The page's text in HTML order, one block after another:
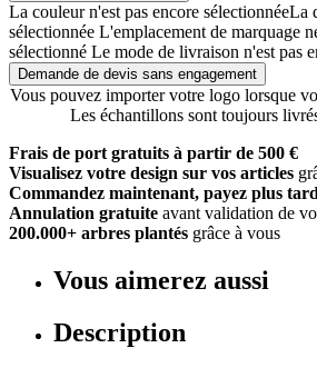
La couleur n'est pas encore sélectionnéeLa
sélectionnée L'emplacement de marquage
sélectionné Le mode de livraison n'est pas
Demande de devis sans engagement
Vous pouvez importer votre logo lorsque
Les échantillons sont toujours
Frais de port gratuits à partir de 500 €
Visualisez votre design sur vos articles
Commandez maintenant, payez plus tard
Annulation gratuite avant validation de
200.000+ arbres plantés grâce à vous
Vous aimerez aussi
Description